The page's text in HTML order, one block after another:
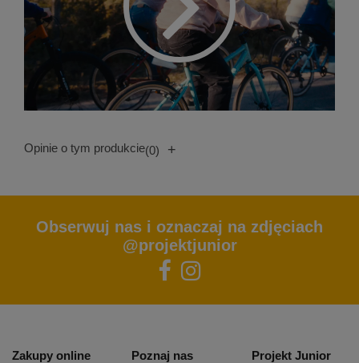
Opinie o tym produkcie(0) +
Obserwuj nas i oznaczaj na zdjęciach
@projektjunior
Zakupy online Poznaj nas Projekt Junior